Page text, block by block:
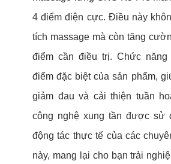
4 điểm điện cực. Điều này
tích massage mà còn tăng
điểm cần điều trị. Chức
điểm đặc biệt của sản phẩm,
giảm đau và cải thiện tuần
công nghệ xung tần được sử
động tác thực tế của các
này, mang lại cho bạn trải